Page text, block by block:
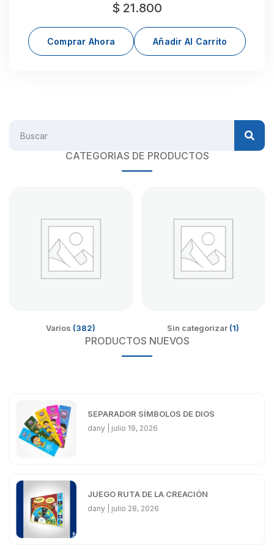
$ 21.800
Comprar Ahora Añadir Al Carrito
CATEGORIAS DE PRODUCTOS
Varios (382) Sin categorizar (1)
PRODUCTOS NUEVOS
SEPARADOR SÍMBOLOS DE DIOS
dany julio 19, 2026
JUEGO RUTA DE LA CREACIÓN
dany julio 28, 2026